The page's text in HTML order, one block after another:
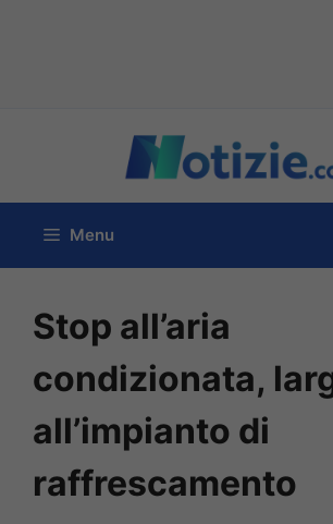
contenuto
Menu
Stop all’aria
condizionata,
all’impianto di
raffrescamento